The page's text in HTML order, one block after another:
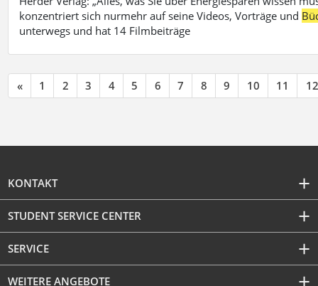
konzentriert sich nurmehr auf seine Videos, Vorträge und
unterwegs und hat 14 Filmbeiträge
« 1 2 3 4 5 6 7 8 9 10 11 12
KONTAKT
STUDENT SERVICE CENTER
SERVICE
WEITERE ANGEBOTE